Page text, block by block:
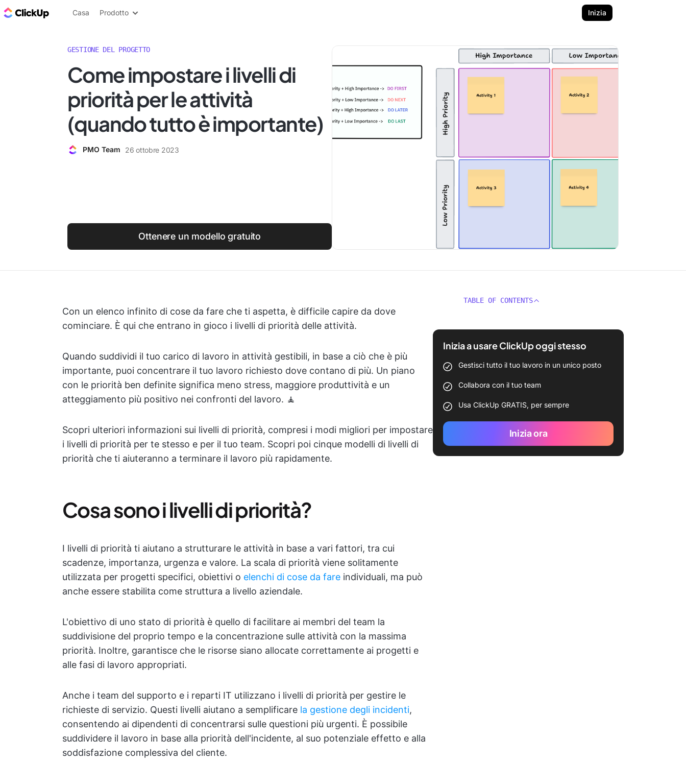
Blog di ClickUp
Casa Prodotto Inizia
GESTIONE DEL PROGETTO
Come impostare i livelli di
priorità per le attività
(quando tutto è importante)
PMO Team 26 ottobre 2023
Ottenere un modello gratuito
Con un elenco infinito di cose da fare che ti aspetta, è difficile capire da dove
cominciare. È qui che entrano in gioco i livelli di priorità delle attività.
Quando suddividi il tuo carico di lavoro in attività gestibili, in base a ciò che è più
importante, puoi concentrare il tuo lavoro richiesto dove contano di più. Un piano
con le priorità ben definite significa meno stress, maggiore produttività e un
atteggiamento più positivo nei confronti del lavoro. 🧘
Scopri ulteriori informazioni sui livelli di priorità, compresi i modi migliori per impostare
i livelli di priorità per te stesso e per il tuo team. Scopri poi cinque modelli di livelli di
priorità che ti aiuteranno a terminare il lavoro più rapidamente.
Cosa sono i livelli di priorità?
I livelli di priorità ti aiutano a strutturare le attività in base a vari fattori, tra cui
scadenze, importanza, urgenza e valore. La scala di priorità viene solitamente
utilizzata per progetti specifici, obiettivi o elenchi di cose da fare individuali, ma può
anche essere stabilita come struttura a livello aziendale.
L'obiettivo di uno stato di priorità è quello di facilitare ai membri del team la
suddivisione del proprio tempo e la concentrazione sulle attività con la massima
priorità. Inoltre, garantisce che le risorse siano allocate correttamente ai progetti e
alle fasi di lavoro appropriati.
Anche i team del supporto e i reparti IT utilizzano i livelli di priorità per gestire le
richieste di servizio. Questi livelli aiutano a semplificare la gestione degli incidenti,
consentendo ai dipendenti di concentrarsi sulle questioni più urgenti. È possibile
suddividere il lavoro in base alla priorità dell'incidente, al suo potenziale effetto e alla
soddisfazione complessiva del cliente.
TABLE OF CONTENTS
Inizia a usare ClickUp oggi stesso
Gestisci tutto il tuo lavoro in un unico posto
Collabora con il tuo team
Usa ClickUp GRATIS, per sempre
Inizia ora